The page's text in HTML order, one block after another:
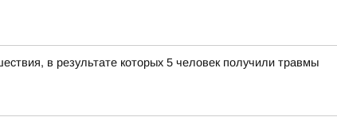
в результате которых 5 человек получили травмы